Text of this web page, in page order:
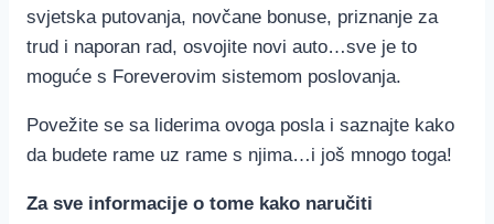
svjetska putovanja, novčane bonuse, priznanje za
trud i naporan rad, osvojite novi auto…sve je to
moguće s Foreverovim sistemom poslovanja.
Povežite se sa liderima ovoga posla i saznajte kako
da budete rame uz rame s njima…i još mnogo toga!
Za sve informacije o tome kako naručiti